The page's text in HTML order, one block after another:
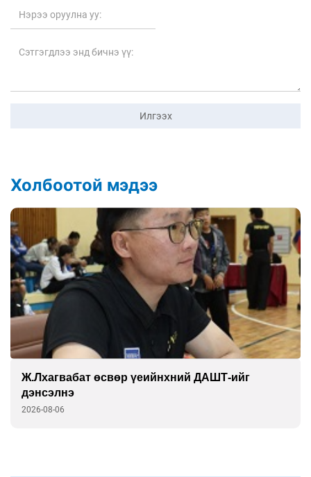
Илгээх
Холбоотой мэдээ
Ж.Лхагвабат өсвөр үеийнхний ДАШТ-ийг
дэнсэлнэ
2026-08-06